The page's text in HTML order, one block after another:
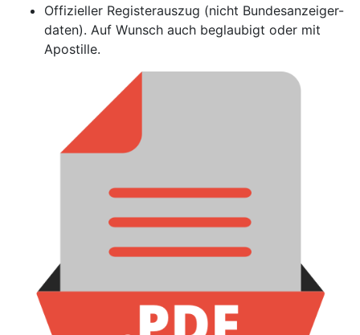
Offizieller Registerauszug (nicht Bundesanzeiger-
daten). Auf Wunsch auch beglaubigt oder mit
Apostille.